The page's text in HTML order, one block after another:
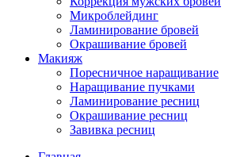
Микроблейдинг
Ламинирование бровей
Окрашивание бровей
Макияж
Поресничное наращивание
Наращивание пучками
Ламинирование ресниц
Окрашивание ресниц
Завивка ресниц